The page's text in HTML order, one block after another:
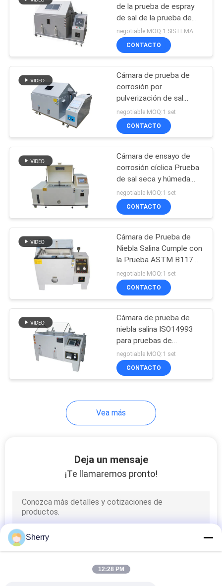
Máquina de prueba
del impacto de
Charpy
Máquina de prueba
de la compresión
del cubo
Probador
electrónico de la
dureza
13
del NDT
Probador de la
abrasión del
estruendo
de la prueba de espray
de sal de la prueba de
corrosión de la niebla de
la sal del tiempo de la
prueba de 0.3mm~0.8m
negotiable MOQ:1 SISTEMA
CONTACTO
Cámara de prueba de
corrosión por
pulverización de sal
Material de PP
resistente a la corrosión
para pruebas de análisis
corrosión
negotiable MOQ:1 set
CONTACTO
Cámara de ensayo de
corrosión cíclica Prueba
de sal seca y húmeda
con aerosol para ensayo
de fiabilidad
negotiable MOQ:1 set
CONTACTO
Cámara de Prueba de
Niebla Salina Cumple con
la Prueba ASTM B117
Humedad y Presión de
Pulverización para
Prueba de Resistencia a
negotiable MOQ:1 set
CONTACTO
Cámara de prueba de
niebla salina ISO14993
para pruebas de
resistencia a la corrosión
negotiable MOQ:1 set
CONTACTO
Vea más
Deja un mensaje
¡Te llamaremos pronto!
Sherry
12:28 PM